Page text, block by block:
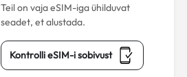
Teil on vaja eSIM-iga ühilduvat
seadet, et alustada.
Kontrolli eSIM-i sobivust